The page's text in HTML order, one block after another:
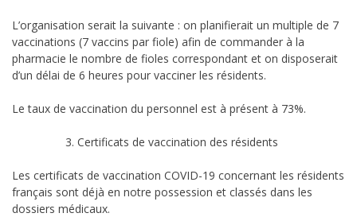
L’organisation serait la suivante : on planifierait un multiple de 7
vaccinations (7 vaccins par fiole) afin de commander à la
pharmacie le nombre de fioles correspondant et on disposerait
d’un délai de 6 heures pour vacciner les résidents.
Le taux de vaccination du personnel est à présent à 73%.
Certificats de vaccination des résidents
Les certificats de vaccination COVID-19 concernant les résidents
français sont déjà en notre possession et classés dans les
dossiers médicaux.